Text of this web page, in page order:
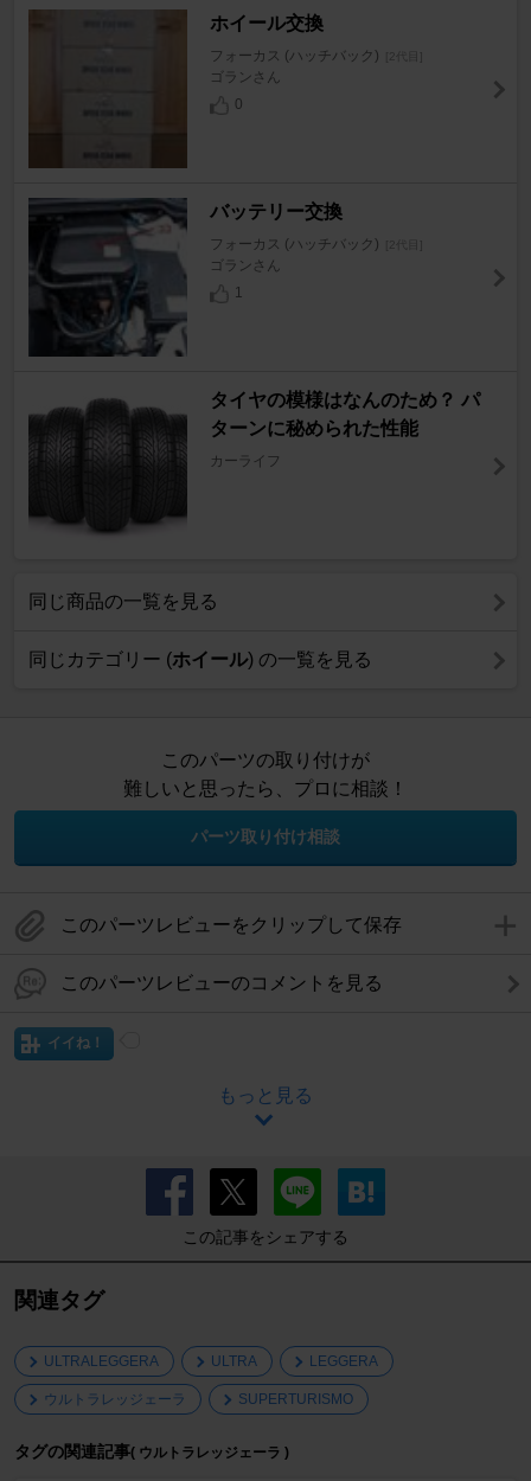
ホイール交換
フォーカス (ハッチバック) [2代目]
ゴランさん
0
バッテリー交換
フォーカス (ハッチバック) [2代目]
ゴランさん
1
タイヤの模様はなんのため？ パ
ターンに秘められた性能
カーライフ
同じ商品の一覧を見る
同じカテゴリー (ホイール) の一覧を見る
このパーツの取り付けが
難しいと思ったら、プロに相談！
パーツ取り付け相談
このパーツレビューをクリップして保存
このパーツレビューのコメントを見る
イイね！
もっと見る
この記事をシェアする
関連タグ
ULTRALEGGERA ULTRA LEGGERA
ウルトラレッジェーラ SUPERTURISMO
タグの関連記事( ウルトラレッジェーラ )